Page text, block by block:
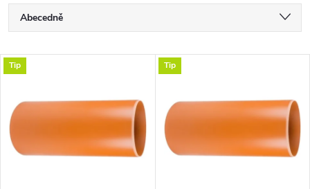
Ř
a
e
n
Abecedně
Nejdražší
Nejprodávanější
V
ý
p
Tip Tip